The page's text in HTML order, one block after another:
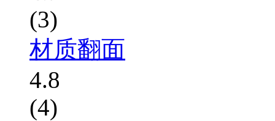
(3)
材质翻面
4.8
(4)